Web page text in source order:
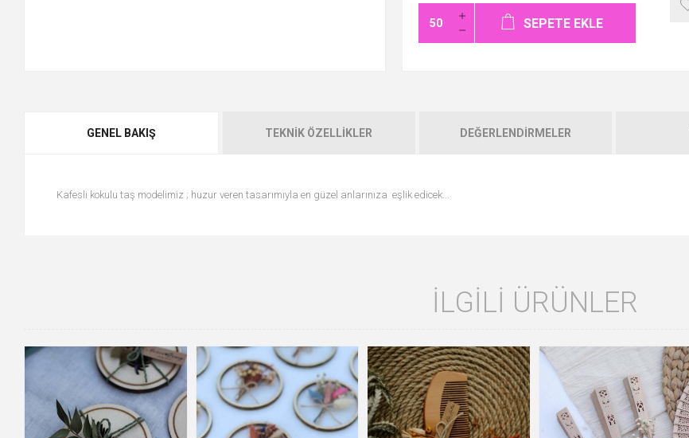
SEPETE EKLE
GENEL BAKIŞ TEKNIK ÖZELLIKLER DEĞERLENDIRMELER
Kafesli kokulu taş modelimiz ; huzur veren tasarımıyla en güzel anlarınıza eşlik edicek...
İLGILI ÜRÜNLER